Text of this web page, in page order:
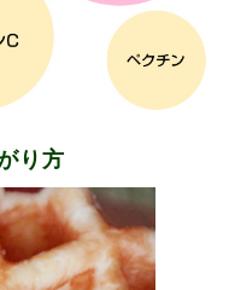
り方